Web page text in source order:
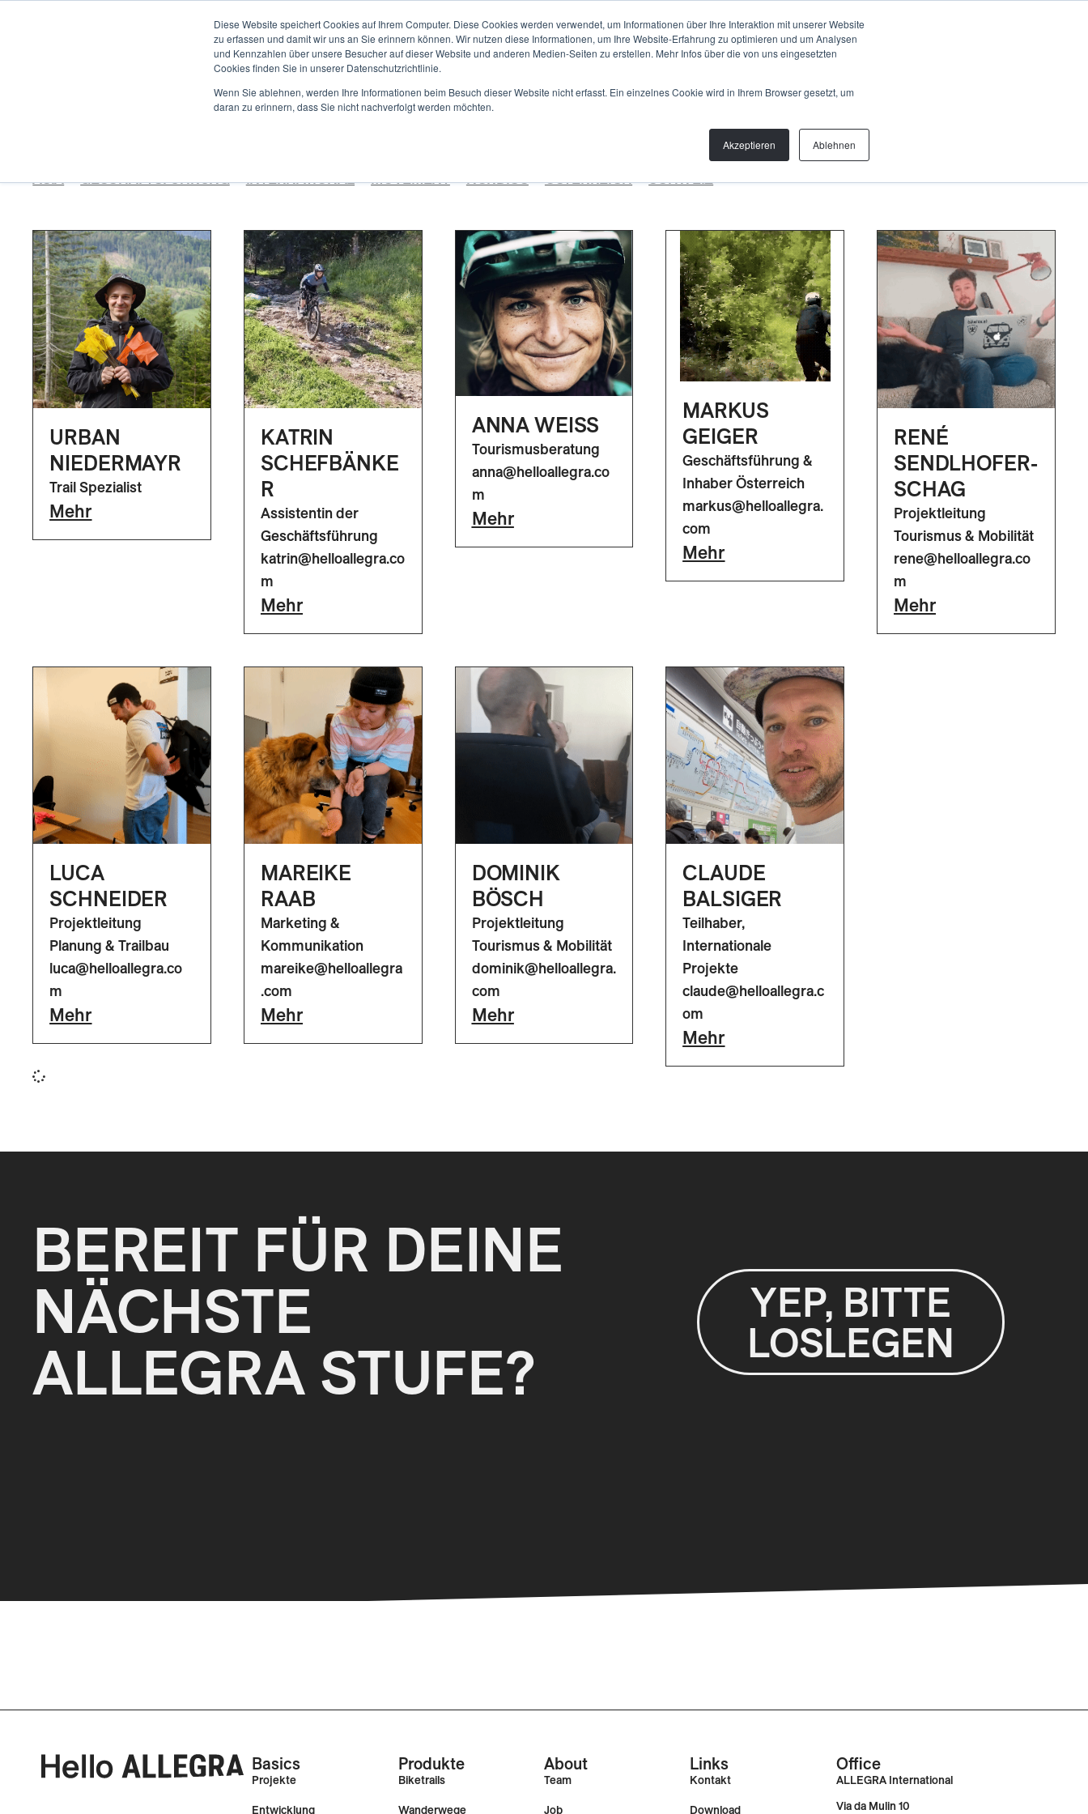
Diese Website speichert Cookies auf Ihrem Computer. Diese Cookies werden verwendet, um Informationen über Ihre Interaktion mit unserer Website
zu erfassen und damit wir uns an Sie erinnern können. Wir nutzen diese Informationen, um Ihre Website-Erfahrung zu optimieren und um Analysen
und Kennzahlen über unsere Besucher auf dieser Website und anderen Medien-Seiten zu erstellen. Mehr Infos über die von uns eingesetzten
Cookies finden Sie in unserer Datenschutzrichtlinie.
Wenn Sie ablehnen, werden Ihre Informationen beim Besuch dieser Website nicht erfasst. Ein einzelnes Cookie wird in Ihrem Browser gesetzt, um
daran zu erinnern, dass Sie nicht nachverfolgt werden möchten.
Akzeptieren Ablehnen
ENTWICKLUNG PLANUNG BAU WISSEN PRODUKTE ABOUT Talk to us
ÖSTERREICH
ASIA GESCHÄFTSFÜHRUNG INTERNATIONAL MOVEMENT NORDICS ÖSTERREICH SCHWEIZ
URBAN
NIEDERMAYR
Trail Spezialist
Mehr
KATRIN
SCHEFBÄNKE
R
Assistentin der
Geschäftsführung
katrin@helloallegra.co
m
Mehr
ANNA WEISS
Tourismusberatung
anna@helloallegra.co
m
Mehr
MARKUS
GEIGER
Geschäftsführung &
Inhaber Österreich
markus@helloallegra.
com
Mehr
RENÉ
SENDLHOFER-
SCHAG
Projektleitung
Tourismus & Mobilität
rene@helloallegra.co
m
Mehr
LUCA
SCHNEIDER
Projektleitung
Planung & Trailbau
luca@helloallegra.co
m
Mehr
MAREIKE
RAAB
Marketing &
Kommunikation
mareike@helloallegra
.com
Mehr
DOMINIK
BÖSCH
Projektleitung
Tourismus & Mobilität
dominik@helloallegra.
com
Mehr
CLAUDE
BALSIGER
Teilhaber,
Internationale
Projekte
claude@helloallegra.c
om
Mehr
BEREIT FÜR DEINE
NÄCHSTE
ALLEGRA STUFE?
YEP, BITTE
LOSLEGEN
Basics
Projekte
Entwicklung
Produkte
Biketrails
Wanderwege
About
Team
Job
Links
Kontakt
Download
Office
ALLEGRA International
Via da Mulin 10